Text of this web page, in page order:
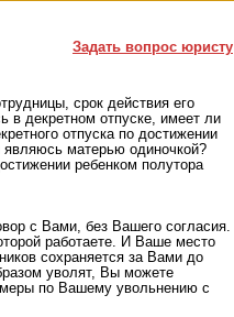
Задать вопрос юристу
срок действия его
в декретном отпуске, имеет ли
отпуска по достижении
являюсь матерью одиночкой?
ребенком полутора
с Вами, без Вашего согласия.
работаете. И Ваше место
сохраняется за Вами до
уволят, Вы можете
меры по Вашему увольнению с